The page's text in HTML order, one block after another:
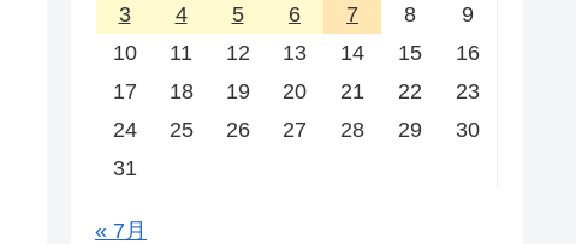
3
4 5 6 7 8
9
10
11 12 13 14 15
16
17
18 19 20 21 22
23
24
25 26 27 28 29
30
31
« 7月